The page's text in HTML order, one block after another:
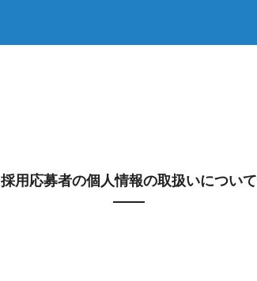
採用応募者の個人情報の取扱いについて